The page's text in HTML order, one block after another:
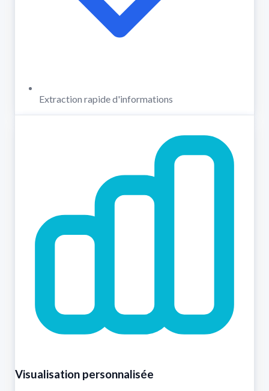
Extraction rapide d'informations
Visualisation personnalisée